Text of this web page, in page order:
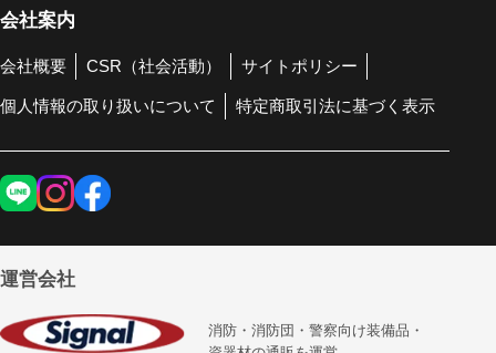
会社案内
会社概要 CSR（社会活動） サイトポリシー
個人情報の取り扱いについて 特定商取引法に基づく表示
運営会社
消防・消防団・警察向け装備品・